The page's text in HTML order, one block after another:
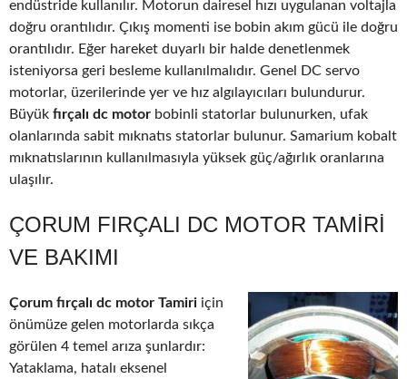
endüstride kullanılır. Motorun dairesel hızı uygulanan voltajla
doğru orantılıdır. Çıkış momenti ise bobin akım gücü ile doğru
orantılıdır. Eğer hareket duyarlı bir halde denetlenmek
isteniyorsa geri besleme kullanılmalıdır. Genel DC servo
motorlar, üzerilerinde yer ve hız algılayıcıları bulundurur.
Büyük fırçalı dc motor bobinli statorlar bulunurken, ufak
olanlarında sabit mıknatıs statorlar bulunur. Samarium kobalt
mıknatıslarının kullanılmasıyla yüksek güç/ağırlık oranlarına
ulaşılır.
ÇORUM FIRÇALI DC MOTOR TAMIRI
VE BAKIMI
Çorum fırçalı dc motor Tamiri için
önümüze gelen motorlarda sıkça
görülen 4 temel arıza şunlardır:
Yataklama, hatalı eksenel